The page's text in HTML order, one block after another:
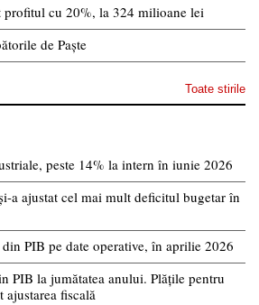
cu 20%, la 324 milioane lei
de Paște
Toate stirile
peste 14% la intern în iunie 2026
a ajustat cel mai mult deficitul bugetar în
PIB pe date operative, în aprilie 2026
PIB la jumătatea anului. Plățile pentru
fiscală